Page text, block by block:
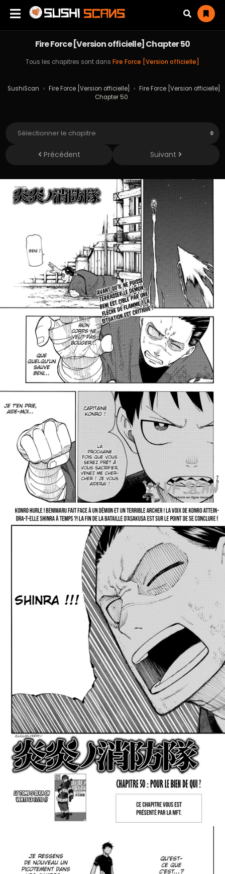
Fire Force [Version officielle] Chapter 50
Tous les chapitres sont dans Fire Force [Version officielle]
SushiScan › Fire Force [Version officielle] › Fire Force [Version officielle]
Chapter 50
Précédent Suivant